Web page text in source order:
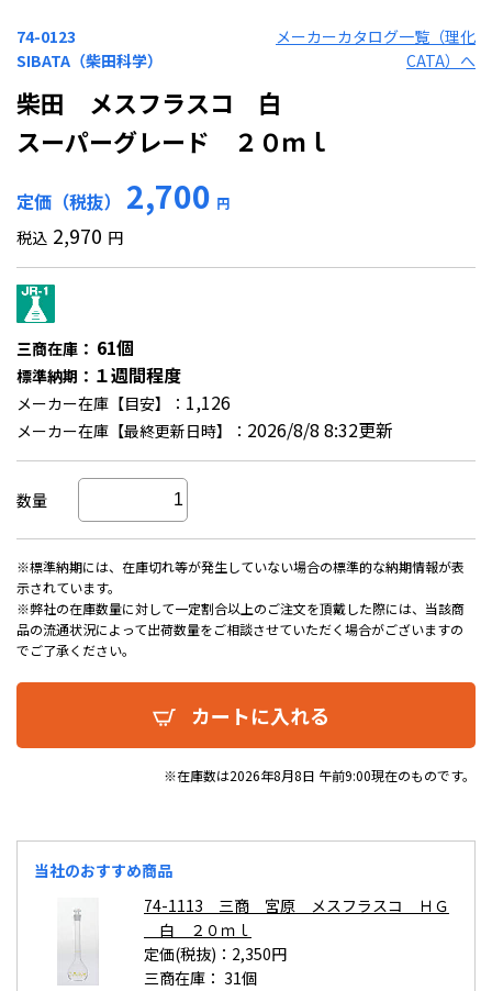
74-0123
SIBATA（柴田科学）
メーカーカタログ一覧（理化
CATA）へ
柴田 メスフラスコ 白
スーパーグレード ２０ｍｌ
定価（税抜） 2,700 円
税込 2,970 円
三商在庫： 61個
標準納期： １週間程度
メーカー在庫【目安】： 1,126
メーカー在庫【最終更新日時】： 2026/8/8 8:32更新
数量
※標準納期には、在庫切れ等が発生していない場合の標準的な納期情報が表
示されています。
※弊社の在庫数量に対して一定割合以上のご注文を頂戴した際には、当該商
品の流通状況によって出荷数量をご相談させていただく場合がございますの
でご了承ください。
カートに入れる
※在庫数は2026年8月8日 午前9:00現在のものです。
当社のおすすめ商品
74-1113 三商 宮原 メスフラスコ ＨＧ
白 ２０ｍｌ
定価(税抜)：2,350円
三商在庫： 31個